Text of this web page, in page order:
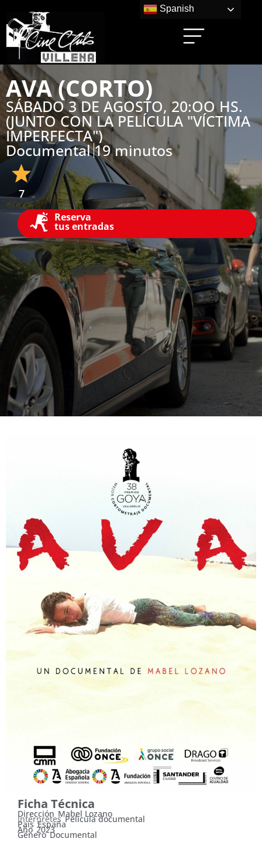
AVA (CORTO)
SÁBADO 3 DE AGOSTO, 20:OO HS.
(JUNTO CON LA PELÍCULA "VÍCTIMA
IMPERFECTA")
Documental19 minutos
7
Reserva
tus entradas
Ficha Técnica
Dirección Mabel Lozano
Intérpretes Película documental
País España
Año 2023
Género Documental
Spanish